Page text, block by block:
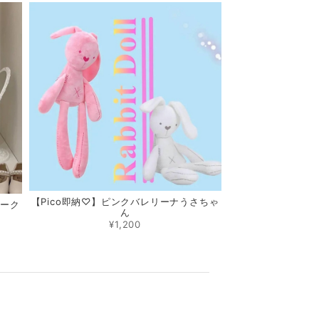
ク
【Pico即納♡】ピンクバレリーナうさちゃ
ん
¥1,200